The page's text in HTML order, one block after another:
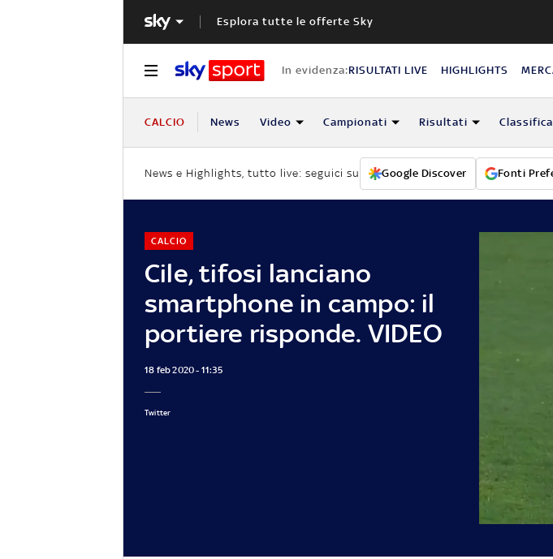
Esplora tutte le offerte Sky
In evidenza:RISULTATI LIVE HIGHLIGHTS
CALCIO News Video Campionati Risultati Classifica
News e Highlights, tutto live: seguici su Google Discover Fonti
Cile, tifosi lanciano
smartphone in campo: il
portiere risponde. VIDEO
CALCIO
18 feb 2020 - 11:35
Twitter